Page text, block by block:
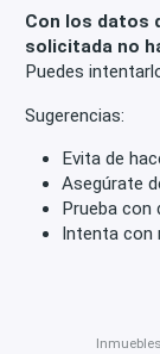
Con los datos
solicitada no
Puedes
Sugerencias:
Evita de
Asegúrate
Prueba con
Intenta con
Inmuebles